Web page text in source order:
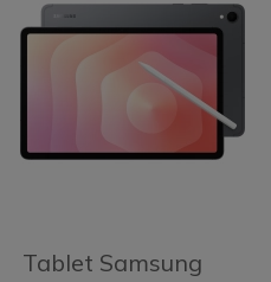
Tablet Samsung